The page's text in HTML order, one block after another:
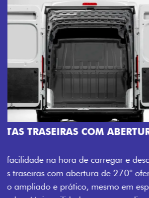
AMPLA ABERTURA DA PORTA
Mais versatilidade para o seu
abertura da porta lateral do Novo
acesso à carga, otimizando tempo e
trabalho mais eficiente, onde quer